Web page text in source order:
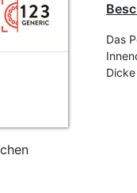
Das